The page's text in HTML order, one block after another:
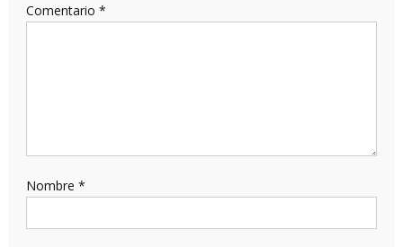
Comentario *
Nombre *